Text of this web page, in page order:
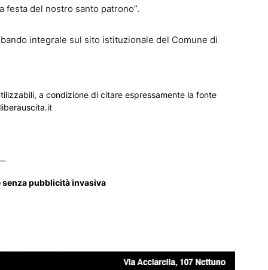
del nostro santo patrono”.
integrale sul sito istituzionale del Comune di
a condizione di citare espressamente la fonte
pubblicità invasiva